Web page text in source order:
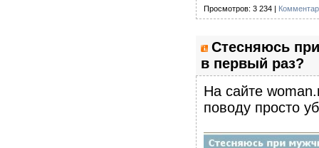
Просмотров: 3 234 |
Стесняюсь
в первый раз?
На сайте
поводу просто